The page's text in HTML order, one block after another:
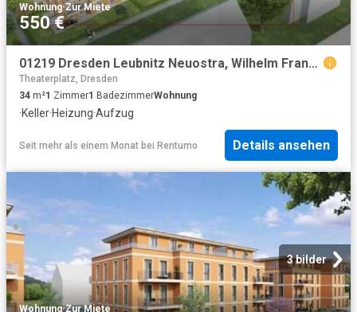
Wohnung·Zur Miete
550 €
01219 Dresden Leubnitz Neuostra, Wilhelm Franke Straße 33a WE 18
Theaterplatz, Dresden
34 m²1 Zimmer1 BadezimmerWohnung
·Keller·Heizung·Aufzug
Seit mehr als einem Monat bei Rentumo Details ansehen
3 bilder
Wohnung·Zur Miete